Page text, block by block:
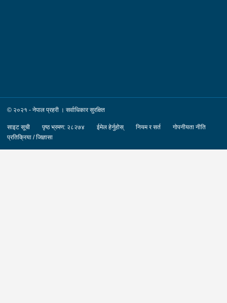
© २०२१ - नेपाल प्रहरी । सर्वाधिकार सुरक्षित
साइट सूची पृष्ठ भ्रमण: २८२७४ ईमेल हेर्नुहोस् नियम र सर्त
गोपनीयता नीति
प्रतिक्रिया / जिज्ञासा